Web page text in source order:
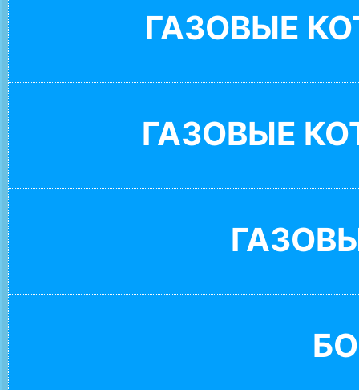
ГАЗОВЫЕ
ГАЗОВЫЕ